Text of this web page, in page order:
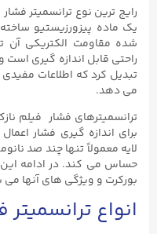
رایج‌ ترین نوع ترانسمیتر
یک ماده پیزورزیستیو
شده مقاومت الکتریکی آن
راحتی قابل اندازه‌ گیری
تبدیل کرد که اطلاعات مفیدی
می‌ دهد.
ترانسمیترهای فشار فیلم
برای اندازه‌ گیری فشار
لایه معمولاً تنها چند صد
حساس می‌ کند. در ادامه این
بورکرت و ویژگی های آنها می
انواع